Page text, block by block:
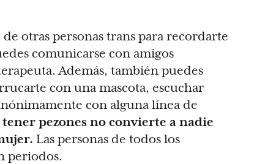
otras personas trans para recordarte
comunicarse con amigos
Además, también puedes
con una mascota, escuchar
con alguna línea de
pezones no convierte a nadie
Las personas de todos los
periodos.